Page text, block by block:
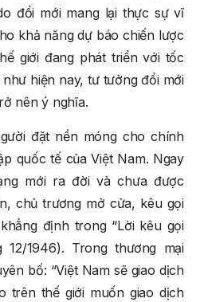
đổi mới mang lại thực sự vĩ
khả năng dự báo chiến lược
giới đang phát triển với tốc
hiện nay, tư tưởng đổi mới
nên ý nghĩa.
đặt nền móng cho chính
quốc tế của Việt Nam. Ngay
mới ra đời và chưa được
chủ trương mở cửa, kêu gọi
định trong “Lời kêu gọi
12/1946). Trong thương mại
bố: “Việt Nam sẽ giao dịch
trên thế giới muốn giao dịch